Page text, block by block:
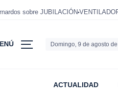
sobre JUBILACIÓN
Domingo, 9 de agosto
ACTUALIDAD